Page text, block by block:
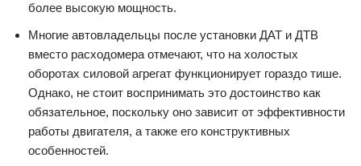
более высокую мощность.
Многие автовладельцы после установки ДАТ и ДТВ
вместо расходомера отмечают, что на холостых
оборотах силовой агрегат функционирует гораздо тише.
Однако, не стоит воспринимать это достоинство как
обязательное, поскольку оно зависит от эффективности
работы двигателя, а также его конструктивных
особенностей.